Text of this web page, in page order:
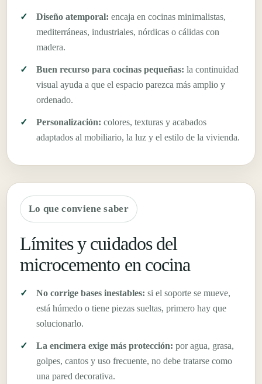
Diseño atemporal: encaja en cocinas minimalistas,
mediterráneas, industriales, nórdicas o cálidas con
madera.
Buen recurso para cocinas pequeñas: la continuidad
visual ayuda a que el espacio parezca más amplio y
ordenado.
Personalización: colores, texturas y acabados
adaptados al mobiliario, la luz y el estilo de la vivienda.
Lo que conviene saber
Límites y cuidados del
microcemento en cocina
No corrige bases inestables: si el soporte se mueve,
está húmedo o tiene piezas sueltas, primero hay que
solucionarlo.
La encimera exige más protección: por agua, grasa,
golpes, cantos y uso frecuente, no debe tratarse como
una pared decorativa.